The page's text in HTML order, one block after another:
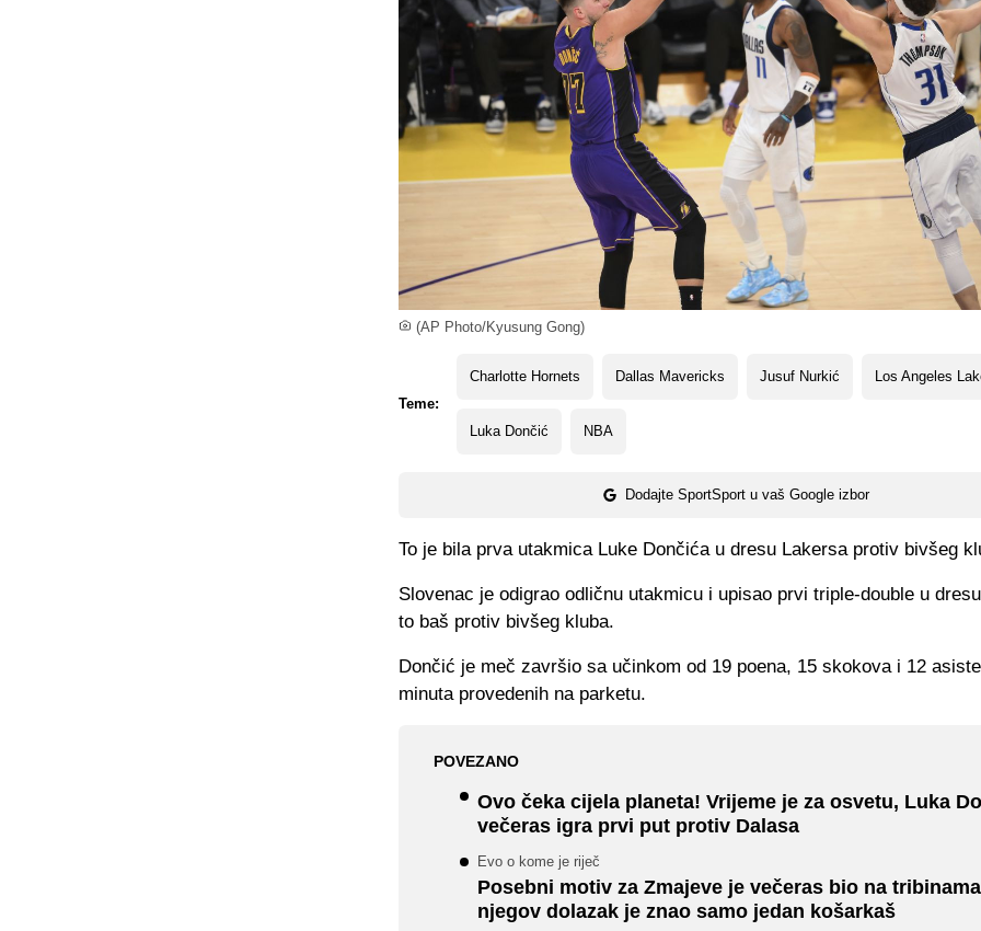
(AP Photo/Kyusung Gong)
Teme:
Charlotte Hornets Dallas Mavericks Jusuf Nurkić Los Angeles
Luka Dončić NBA
Dodajte SportSport u vaš Google izbor
To je bila prva utakmica Luke Dončića u dresu Lakersa protiv bivšeg
Slovenac je odigrao odličnu utakmicu i upisao prvi triple-double u
to baš protiv bivšeg kluba.
Dončić je meč završio sa učinkom od 19 poena, 15 skokova i 12
minuta provedenih na parketu.
POVEZANO
Ovo čeka cijela planeta! Vrijeme je za osvetu, Luka
večeras igra prvi put protiv Dalasa
Evo o kome je riječ
Posebni motiv za Zmajeve je večeras bio na
njegov dolazak je znao samo jedan košarkaš